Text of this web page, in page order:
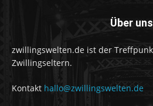
Über uns
zwillingswelten.de ist der
Zwillingseltern.
Kontakt hallo@zwillingswelten.de